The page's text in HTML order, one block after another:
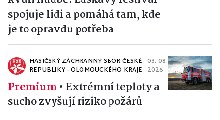
spojuje lidi a pomáhá tam, kde
je to opravdu potřeba
HASIČSKÝ ZÁCHRANNÝ SBOR ČESKÉ
REPUBLIKY - OLOMOUCKÉHO KRAJE
03. 08.
2026
Premium • Extrémní teploty a
sucho zvyšují riziko požárů